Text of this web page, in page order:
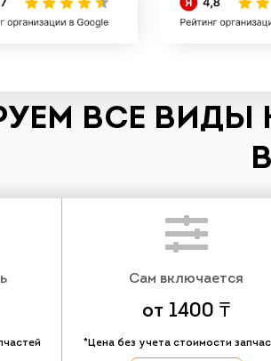
ВСЕ ВИДЫ
Сам включается
от 1400 ₸
*Цена без учета стоимости